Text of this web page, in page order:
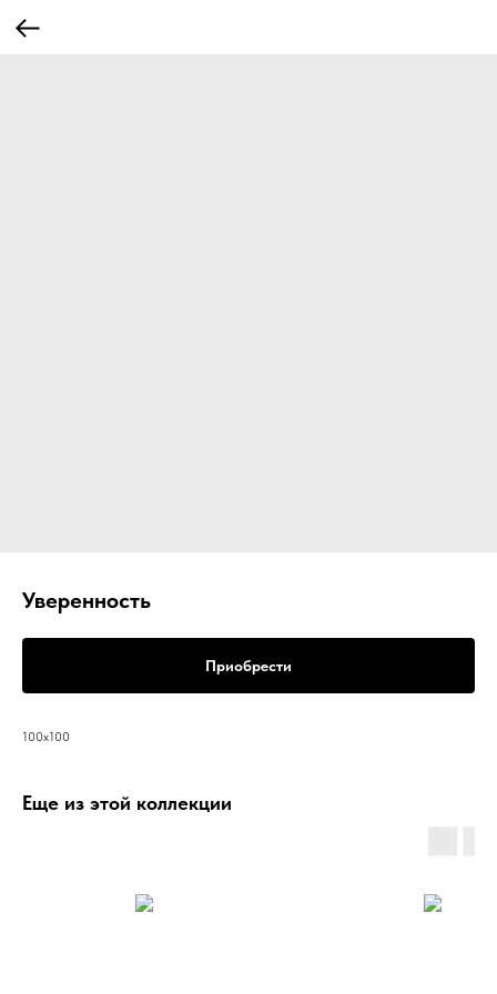
Уверенность
Приобрести
100х100
Еще из этой коллекции